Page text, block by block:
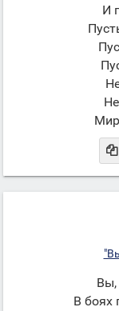
И

Вы,
В боях